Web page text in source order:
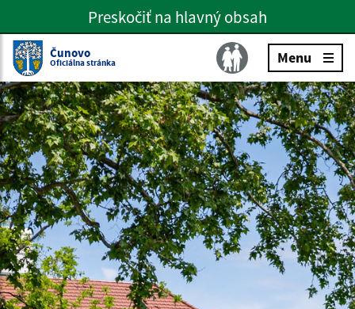
Preskočiť na hlavné menu
Preskočiť na hlavný obsah
Slovenčina
Čunovo
Oficiálna stránka Menu